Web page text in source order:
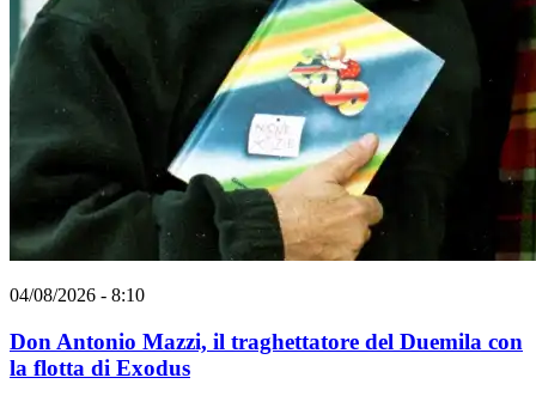
04/08/2026 - 8:10
Don Antonio Mazzi, il traghettatore del Duemila con
la flotta di Exodus